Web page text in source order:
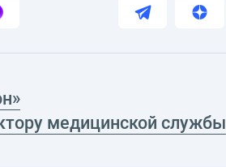
медицинской службы